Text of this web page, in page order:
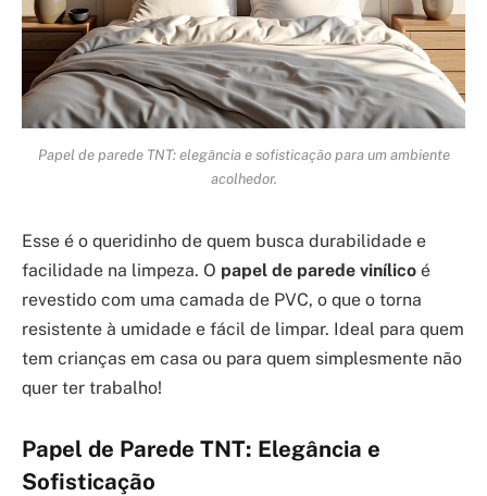
Papel de parede TNT: elegância e sofisticação para um ambiente
acolhedor.
Esse é o queridinho de quem busca durabilidade e
facilidade na limpeza. O papel de parede vinílico é
revestido com uma camada de PVC, o que o torna
resistente à umidade e fácil de limpar. Ideal para quem
tem crianças em casa ou para quem simplesmente não
quer ter trabalho!
Papel de Parede TNT: Elegância e
Sofisticação